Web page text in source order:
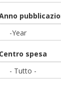
-Year
Centro spesa
- Tutto -